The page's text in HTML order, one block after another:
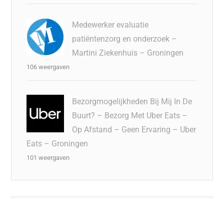
Medewerker evaluatie
patiëntenzorg en onderzoek –
Martini Ziekenhuis – Groningen
106 weergaven
Bezorgmogelijkheden Bij Mij In De
Buurt? – Bezorg Met Uber Eats –
Op Afstand – Geen Ervaring – Uber
Eats – Groningen
101 weergaven